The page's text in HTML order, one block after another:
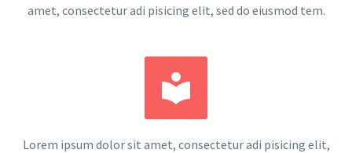
amet, consectetur adi pisicing elit, sed do eiusmod tem.


Lorem ipsum dolor sit amet, consectetur adi pisicing elit,